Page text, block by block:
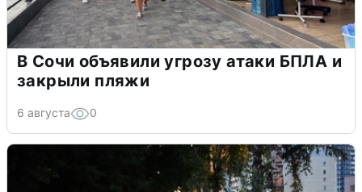
В Сочи объявили угрозу атаки БПЛА и
закрыли пляжи
6 августа 0